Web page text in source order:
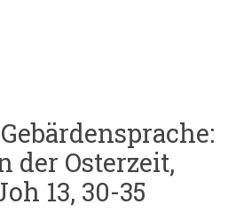
der Osterzeit,
13, 30-35